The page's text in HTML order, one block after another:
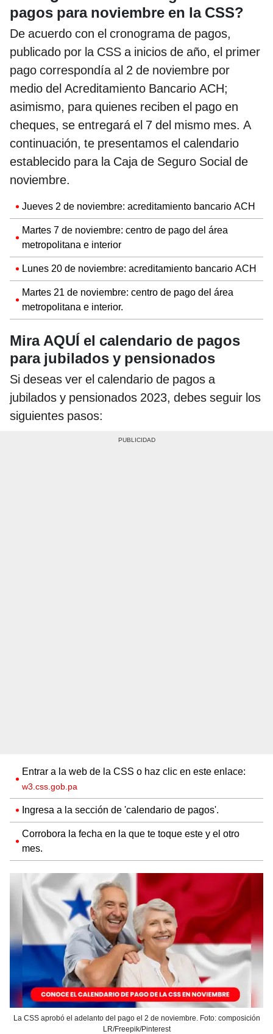
pagos para noviembre en la CSS?
De acuerdo con el cronograma de pagos,
publicado por la CSS a inicios de año, el primer
pago correspondía al 2 de noviembre por
medio del Acreditamiento Bancario ACH;
asimismo, para quienes reciben el pago en
cheques, se entregará el 7 del mismo mes. A
continuación, te presentamos el calendario
establecido para la Caja de Seguro Social de
noviembre.
Jueves 2 de noviembre: acreditamiento bancario ACH
Martes 7 de noviembre: centro de pago del área
metropolitana e interior
Lunes 20 de noviembre: acreditamiento bancario ACH
Martes 21 de noviembre: centro de pago del área
metropolitana e interior.
Mira AQUÍ el calendario de pagos
para jubilados y pensionados
Si deseas ver el calendario de pagos a
jubilados y pensionados 2023, debes seguir los
siguientes pasos:
Entrar a la web de la CSS o haz clic en este enlace:
w3.css.gob.pa
Ingresa a la sección de 'calendario de pagos'.
Corrobora la fecha en la que te toque este y el otro
mes.
La CSS aprobó el adelanto del pago el 2 de noviembre. Foto: composición
LR/Freepik/Pinterest